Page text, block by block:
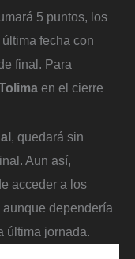
5 puntos, los
fecha con
final. Para
en el cierre
, quedará sin
Aun así,
acceder a los
aunque dependería
última jornada.